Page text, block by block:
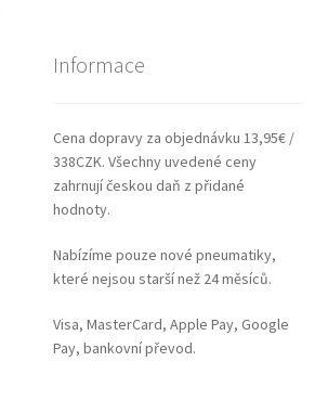
Informace
Cena dopravy za objednávku 13,95€ /
338CZK. Všechny uvedené ceny
zahrnují českou daň z přidané
hodnoty.
Nabízíme pouze nové pneumatiky,
které nejsou starší než 24 měsíců.
Visa, MasterCard, Apple Pay, Google
Pay, bankovní převod.